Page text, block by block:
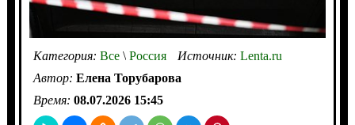
Категория: Все\Россия Источник: Lenta.ru
Автор: Елена Торубарова
Время: 08.07.2026 15:45